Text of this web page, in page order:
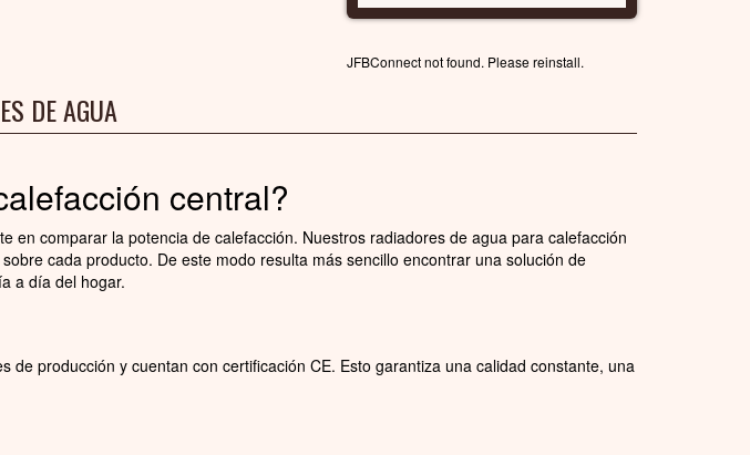
JFBConnect not found. Please reinstall.
DE AGUA
central?
comparar la potencia de calefacción. Nuestros radiadores de agua para calefacción
cada producto. De este modo resulta más sencillo encontrar una solución de
a día del hogar.
producción y cuentan con certificación CE. Esto garantiza una calidad constante, una